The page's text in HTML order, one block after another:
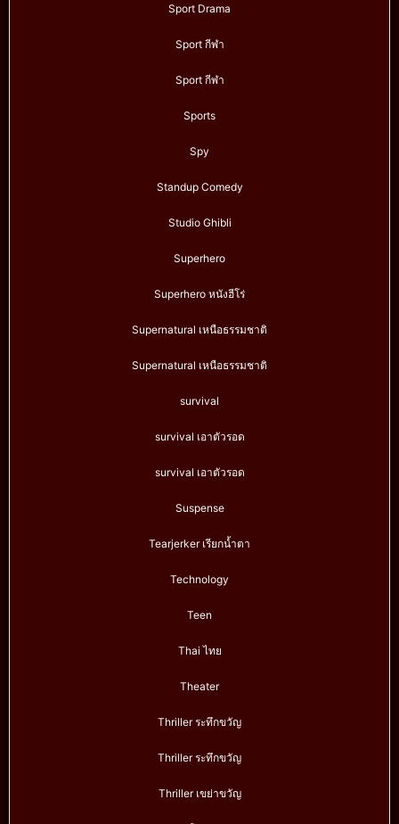
Sport Drama
Sport กีฬา
Sport กีฬา
Sports
Spy
Standup Comedy
Studio Ghibli
Superhero
Superhero หนังฮีโร่
Supernatural เหนือธรรมชาติ
Supernatural เหนือธรรมชาติ
survival
survival เอาตัวรอด
survival เอาตัวรอด
Suspense
Tearjerker เรียกน้ำตา
Technology
Teen
Thai ไทย
Theater
Thriller ระทึกขวัญ
Thriller ระทึกขวัญ
Thriller เขย่าขวัญ